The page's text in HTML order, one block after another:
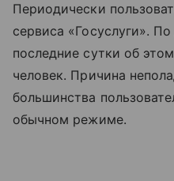
Периодически
сервиса «Госуслуги».
последние сутки об
человек. Причина
большинства
обычном режиме.